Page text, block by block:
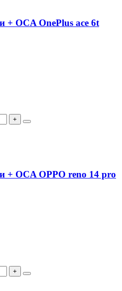
+ OCA OnePlus ace 6t
+
+ OCA OPPO reno 14 pro
+